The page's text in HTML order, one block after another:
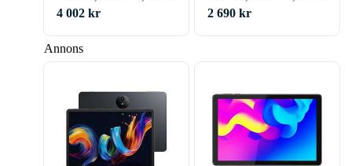
Annons
4 002 kr
2 690 kr